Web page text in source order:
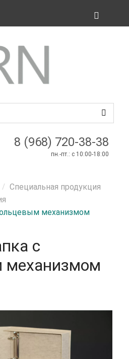
8 (968) 720-38-38
пн.-пт.: c 10:00-18:00
Специальная продукция
механизмом
с
механизмом